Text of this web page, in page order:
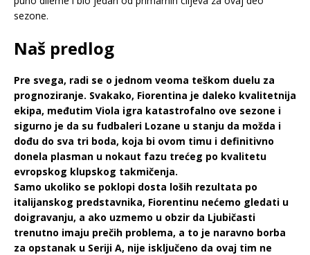
sezone.
Naš predlog
Pre svega, radi se o jednom veoma teškom duelu za
prognoziranje. Svakako, Fiorentina je daleko kvalitetnija
ekipa, međutim Viola igra katastrofalno ove sezone i
sigurno je da su fudbaleri Lozane u stanju da možda i
dođu do sva tri boda, koja bi ovom timu i definitivno
donela plasman u nokaut fazu trećeg po kvalitetu
evropskog klupskog takmičenja.
Samo ukoliko se poklopi dosta loših rezultata po
italijanskog predstavnika, Fiorentinu nećemo gledati u
doigravanju, a ako uzmemo u obzir da Ljubičasti
trenutno imaju prečih problema, a to je naravno borba
za opstanak u Seriji A, nije isključeno da ovaj tim ne